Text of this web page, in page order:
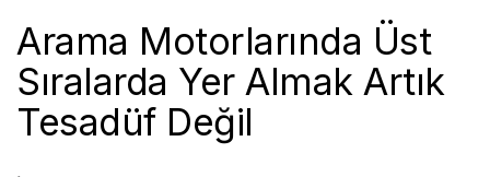
Arama Motorlarında Üst
Sıralarda Yer Almak Artık
Tesadüf Değil